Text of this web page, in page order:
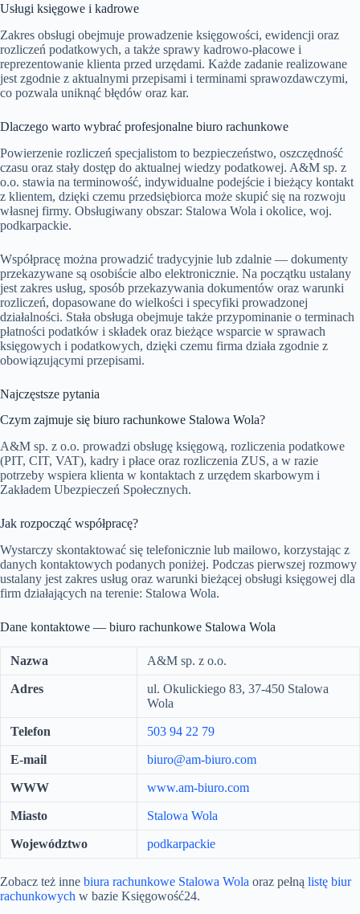
Usługi księgowe i kadrowe
Zakres obsługi obejmuje prowadzenie księgowości, ewidencji oraz
rozliczeń podatkowych, a także sprawy kadrowo-płacowe i
reprezentowanie klienta przed urzędami. Każde zadanie realizowane
jest zgodnie z aktualnymi przepisami i terminami sprawozdawczymi,
co pozwala uniknąć błędów oraz kar.
Dlaczego warto wybrać profesjonalne biuro rachunkowe
Powierzenie rozliczeń specjalistom to bezpieczeństwo, oszczędność
czasu oraz stały dostęp do aktualnej wiedzy podatkowej. A&M sp. z
o.o. stawia na terminowość, indywidualne podejście i bieżący kontakt
z klientem, dzięki czemu przedsiębiorca może skupić się na rozwoju
własnej firmy. Obsługiwany obszar: Stalowa Wola i okolice, woj.
podkarpackie.
Współpracę można prowadzić tradycyjnie lub zdalnie — dokumenty
przekazywane są osobiście albo elektronicznie. Na początku ustalany
jest zakres usług, sposób przekazywania dokumentów oraz warunki
rozliczeń, dopasowane do wielkości i specyfiki prowadzonej
działalności. Stała obsługa obejmuje także przypominanie o terminach
płatności podatków i składek oraz bieżące wsparcie w sprawach
księgowych i podatkowych, dzięki czemu firma działa zgodnie z
obowiązującymi przepisami.
Najczęstsze pytania
Czym zajmuje się biuro rachunkowe Stalowa Wola?
A&M sp. z o.o. prowadzi obsługę księgową, rozliczenia podatkowe
(PIT, CIT, VAT), kadry i płace oraz rozliczenia ZUS, a w razie
potrzeby wspiera klienta w kontaktach z urzędem skarbowym i
Zakładem Ubezpieczeń Społecznych.
Jak rozpocząć współpracę?
Wystarczy skontaktować się telefonicznie lub mailowo, korzystając z
danych kontaktowych podanych poniżej. Podczas pierwszej rozmowy
ustalany jest zakres usług oraz warunki bieżącej obsługi księgowej dla
firm działających na terenie: Stalowa Wola.
Dane kontaktowe — biuro rachunkowe Stalowa Wola
Nazwa A&M sp. z o.o.
Adres
ul. Okulickiego 83, 37-450 Stalowa
Wola
Telefon 503 94 22 79
E-mail biuro@am-biuro.com
WWW www.am-biuro.com
Miasto Stalowa Wola
Województwo podkarpackie
Zobacz też inne biura rachunkowe Stalowa Wola oraz pełną listę biur
rachunkowych w bazie Księgowość24.